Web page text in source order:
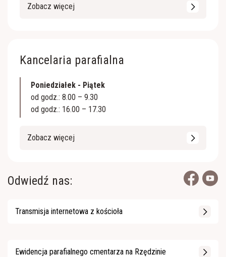
Zobacz więcej
Kancelaria parafialna
Poniedziałek - Piątek
od godz.: 8.00 – 9.30
od godz.: 16.00 – 17.30
Zobacz więcej
Odwiedź nas:
Transmisja internetowa z kościoła
Ewidencja parafialnego cmentarza na Rzędzinie